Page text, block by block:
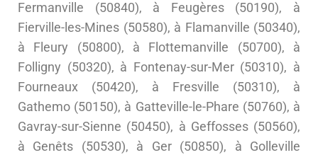
Fermanville (50840), à Feugères (50190), à
Fierville-les-Mines (50580), à Flamanville (50340),
à Fleury (50800), à Flottemanville (50700), à
Folligny (50320), à Fontenay-sur-Mer (50310), à
Fourneaux (50420), à Fresville (50310), à
Gathemo (50150), à Gatteville-le-Phare (50760), à
Gavray-sur-Sienne (50450), à Geffosses (50560),
à Genêts (50530), à Ger (50850), à Golleville